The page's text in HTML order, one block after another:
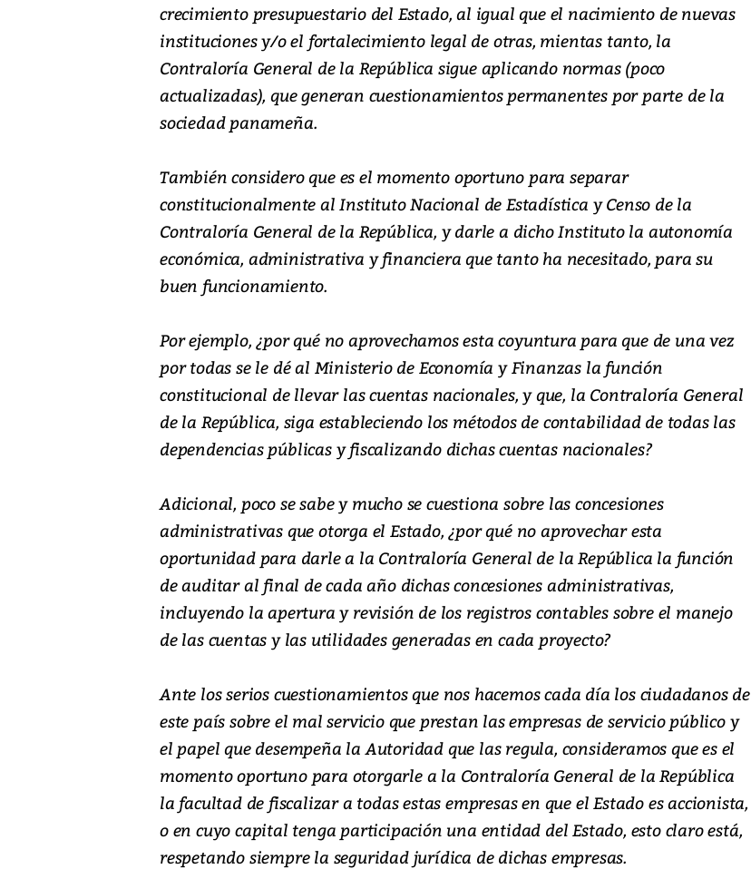
crecimiento presupuestario del Estado, al igual que el nacimiento de nuevas
instituciones y/o el fortalecimiento legal de otras, mientas tanto, la
Contraloría General de la República sigue aplicando normas (poco
actualizadas), que generan cuestionamientos permanentes por parte de la
sociedad panameña.
También considero que es el momento oportuno para separar
constitucionalmente al Instituto Nacional de Estadística y Censo de la
Contraloría General de la República, y darle a dicho Instituto la autonomía
económica, administrativa y financiera que tanto ha necesitado, para su
buen funcionamiento.
Por ejemplo, ¿por qué no aprovechamos esta coyuntura para que de una vez
por todas se le dé al Ministerio de Economía y Finanzas la función
constitucional de llevar las cuentas nacionales, y que, la Contraloría General
de la República, siga estableciendo los métodos de contabilidad de todas las
dependencias públicas y fiscalizando dichas cuentas nacionales?
Adicional, poco se sabe y mucho se cuestiona sobre las concesiones
administrativas que otorga el Estado, ¿por qué no aprovechar esta
oportunidad para darle a la Contraloría General de la República la función
de auditar al final de cada año dichas concesiones administrativas,
incluyendo la apertura y revisión de los registros contables sobre el manejo
de las cuentas y las utilidades generadas en cada proyecto?
Ante los serios cuestionamientos que nos hacemos cada día los ciudadanos de
este país sobre el mal servicio que prestan las empresas de servicio público y
el papel que desempeña la Autoridad que las regula, consideramos que es el
momento oportuno para otorgarle a la Contraloría General de la República
la facultad de fiscalizar a todas estas empresas en que el Estado es accionista,
o en cuyo capital tenga participación una entidad del Estado, esto claro está,
respetando siempre la seguridad jurídica de dichas empresas.